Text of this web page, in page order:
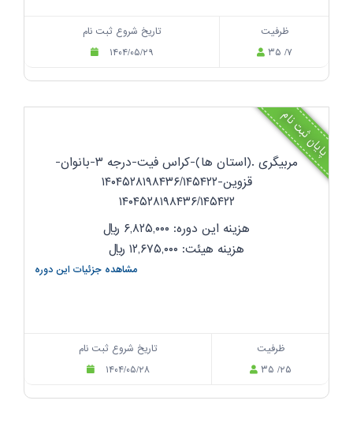
تاریخ شروع ثبت نام
۱۴۰۴/۰۵/۲۹
ظرفیت
۳۵ /۷
پایان ثبت نام
مربیگری .(استان ها)-کراس فیت-درجه ۳-بانوان-
قزوین-۱۴۰۴۵۲۸۱۹۸۴۳۶/۱۴۵۴۲۲
۱۴۰۴۵۲۸۱۹۸۴۳۶/۱۴۵۴۲۲
هزینه این دوره: ۶,۸۲۵,۰۰۰
ریال
هزینه هیئت: ۱۲,۶۷۵,۰۰۰
ریال
مشاهده جزئیات این دوره
تاریخ شروع ثبت نام
۱۴۰۴/۰۵/۲۸
ظرفیت
۳۵ /۲۵